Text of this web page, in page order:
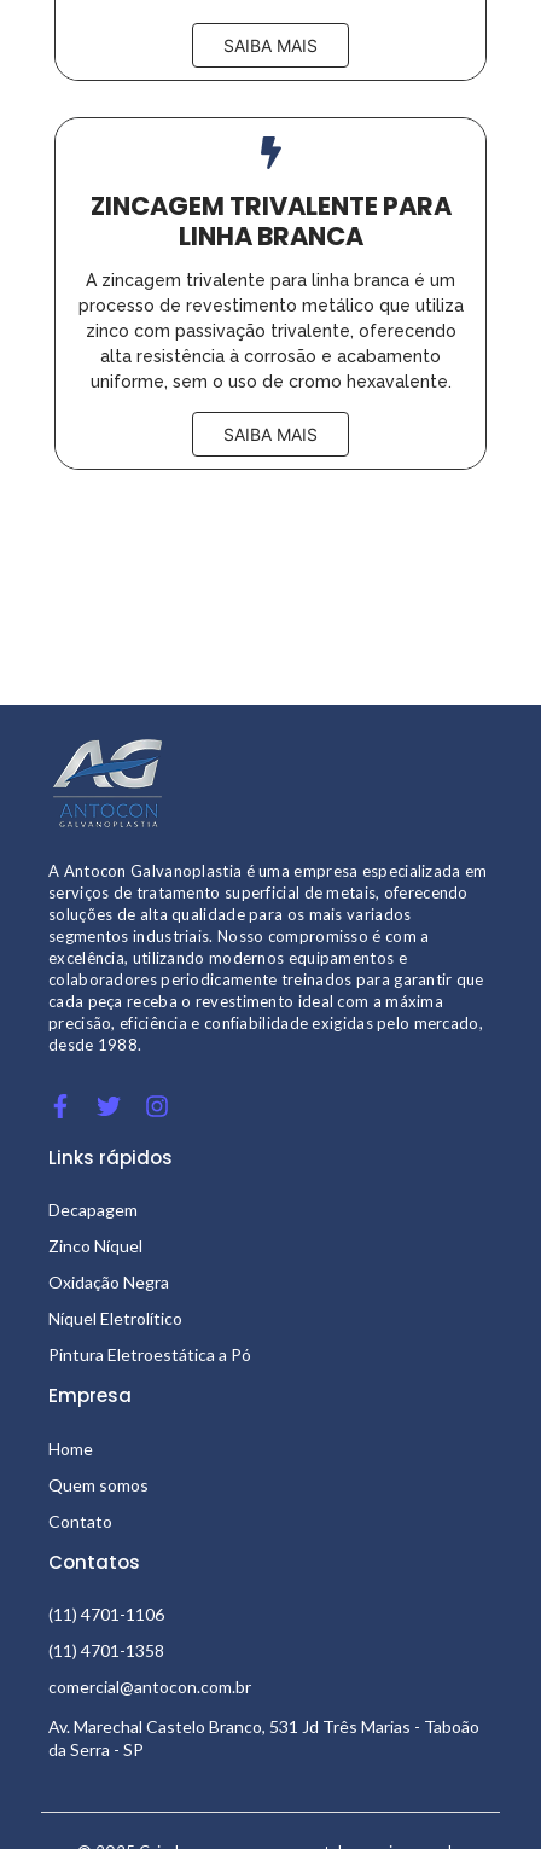
SAIBA MAIS
ZINCAGEM TRIVALENTE PARA
LINHA BRANCA
A zincagem trivalente para linha branca é um
processo de revestimento metálico que utiliza
zinco com passivação trivalente, oferecendo
alta resistência à corrosão e acabamento
uniforme, sem o uso de cromo hexavalente.
SAIBA MAIS
A Antocon Galvanoplastia é uma empresa especializada em
serviços de tratamento superficial de metais, oferecendo
soluções de alta qualidade para os mais variados
segmentos industriais. Nosso compromisso é com a
excelência, utilizando modernos equipamentos e
colaboradores periodicamente treinados para garantir que
cada peça receba o revestimento ideal com a máxima
precisão, eficiência e confiabilidade exigidas pelo mercado,
desde 1988.
Links rápidos
Decapagem
Zinco Níquel
Oxidação Negra
Níquel Eletrolítico
Pintura Eletroestática a Pó
Empresa
Home
Quem somos
Contato
Contatos
(11) 4701-1106
(11) 4701-1358
comercial@antocon.com.br
Av. Marechal Castelo Branco, 531 Jd Três Marias - Taboão
da Serra - SP